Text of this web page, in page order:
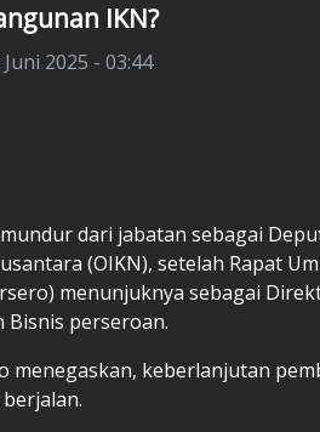
IKN?
2025 - 03:44
dari jabatan sebagai
(OIKN), setelah Rapat
menunjuknya sebagai
perseroan.
menegaskan, keberlanjutan